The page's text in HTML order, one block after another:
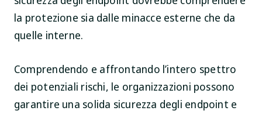
la protezione sia dalle minacce esterne che da
quelle interne.
Comprendendo e affrontando l’intero spettro
dei potenziali rischi, le organizzazioni possono
garantire una solida sicurezza degli endpoint e